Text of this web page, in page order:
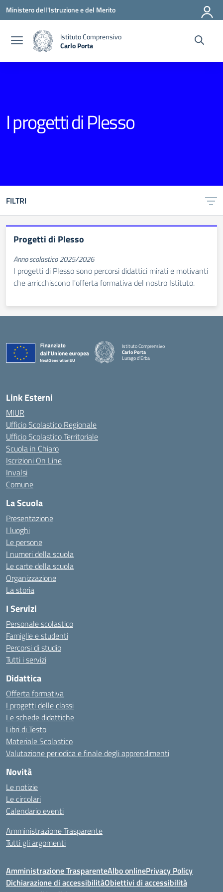
Vai ai contenuti
Vai al menu di navigazione
Vai al footer
Ministero dell'Istruzione e del Merito
Istituto Comprensivo
Carlo Porta
I progetti di Plesso
FILTRI
Progetti di Plesso
Anno scolastico 2025/2026
I progetti di Plesso sono percorsi didattici mirati e motivanti
che arricchiscono l'offerta formativa del nostro Istituto.
Istituto Comprensivo
Carlo Porta
Lurago d'Erba
— Visita la pagina iniziale della scuola
Link Esterni
MIUR
Ufficio Scolastico Regionale
Ufficio Scolastico Territoriale
Scuola in Chiaro
Iscrizioni On Line
Invalsi
Comune
La Scuola
Presentazione
I luoghi
Le persone
I numeri della scuola
Le carte della scuola
Organizzazione
La storia
I Servizi
Personale scolastico
Famiglie e studenti
Percorsi di studio
Tutti i servizi
Didattica
Offerta formativa
I progetti delle classi
Le schede didattiche
Libri di Testo
Materiale Scolastico
Valutazione periodica e finale degli apprendimenti
Novità
Le notizie
Le circolari
Calendario eventi
Amministrazione Trasparente
Tutti gli argomenti
Amministrazione TrasparenteAlbo onlinePrivacy Policy
Dichiarazione di accessibilitàObiettivi di accessibilità